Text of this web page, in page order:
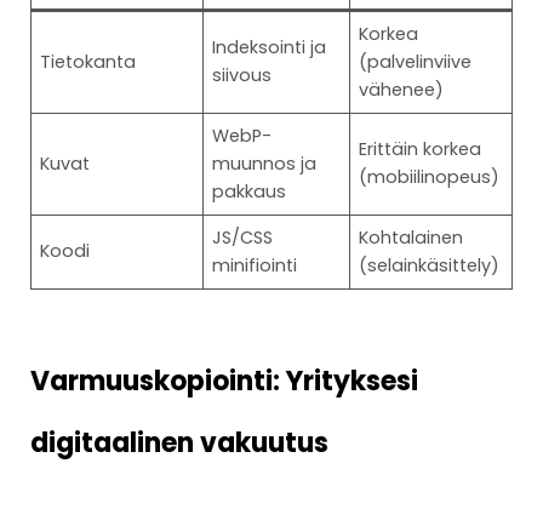
Tietokanta
Indeksointi ja
siivous
Korkea
(palvelinviive
vähenee)
Kuvat
WebP-
muunnos ja
pakkaus
Erittäin korkea
(mobiilinopeus)
Koodi
JS/CSS
minifiointi
Kohtalainen
(selainkäsittely)
Varmuuskopiointi: Yrityksesi
digitaalinen vakuutus